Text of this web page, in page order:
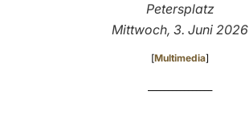
Petersplatz
Mittwoch, 3. Juni 2026
[Multimedia]